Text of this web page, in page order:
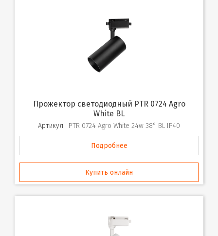
Прожектор светодиодный PTR 0724 Agro
White BL
Артикул: PTR 0724 Agro White 24w 38° BL IP40
Подробнее
Купить онлайн